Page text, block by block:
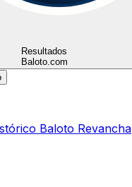
Resultados
Baloto.com
Baloto Revancha